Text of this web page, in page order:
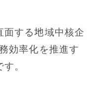
する地域中核企
効率化を推進す
。